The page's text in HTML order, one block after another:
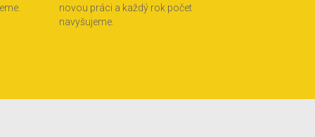
novou práci a každý rok počet
navyšujeme.